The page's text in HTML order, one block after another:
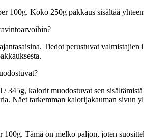
100g. Koko 250g pakkaus sisältää
Tiedot perustuvat
kalorit muodostuvat sen
Näet tarkemman kalorijakauman sivun
100g. Tämä on melko paljon, joten